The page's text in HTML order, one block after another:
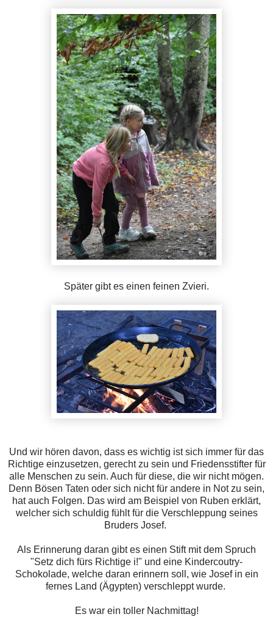
Später gibt es einen feinen Zvieri.
Und wir hören davon, dass es wichtig ist sich immer für das
Richtige einzusetzen, gerecht zu sein und Friedensstifter für
alle Menschen zu sein. Auch für diese, die wir nicht mögen.
Denn Bösen Taten oder sich nicht für andere in Not zu sein,
hat auch Folgen. Das wird am Beispiel von Ruben erklärt,
welcher sich schuldig fühlt für die Verschleppung seines
Bruders Josef.
Als Erinnerung daran gibt es einen Stift mit dem Spruch
"Setz dich fürs Richtige i!" und eine Kindercoutry-
Schokolade, welche daran erinnern soll, wie Josef in ein
fernes Land (Ägypten) verschleppt wurde.
Es war ein toller Nachmittag!